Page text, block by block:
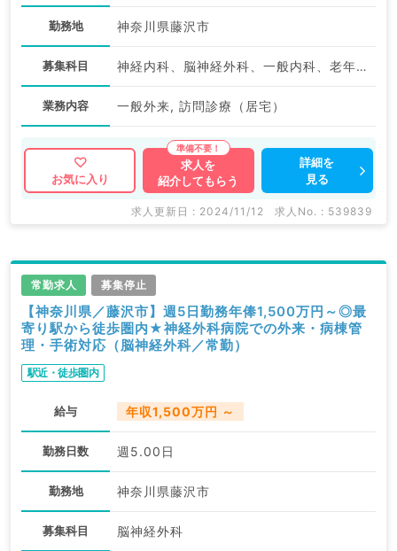
勤務地 神奈川県藤沢市
募集科目 神経内科、脳神経外科、一般内科、老年内科、外科系全般、一般外科
業務内容 一般外来, 訪問診療（居宅）
お気に入り
求人を
紹介してもらう
詳細を
見る
求人更新日 : 2024/11/12 求人No. : 539839
常勤求人 募集停止
【神奈川県／藤沢市】週5日勤務年俸1,500万円～◎最
寄り駅から徒歩圏内★神経外科病院での外来・病棟管
理・手術対応（脳神経外科／常勤）
駅近・徒歩圏内
給与 年収1,500万円 ～
勤務日数 週5.00日
勤務地 神奈川県藤沢市
募集科目 脳神経外科